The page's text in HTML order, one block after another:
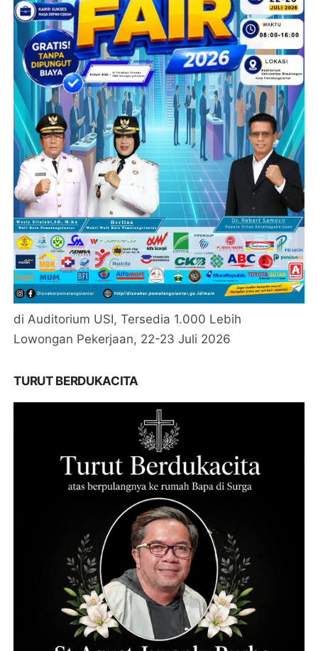
di Auditorium USI, Tersedia 1.000 Lebih
Lowongan Pekerjaan, 22-23 Juli 2026
TURUT BERDUKACITA